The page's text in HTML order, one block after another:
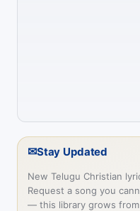
✉Stay Updated
New Telugu Christian
Request a song you
— this library grows